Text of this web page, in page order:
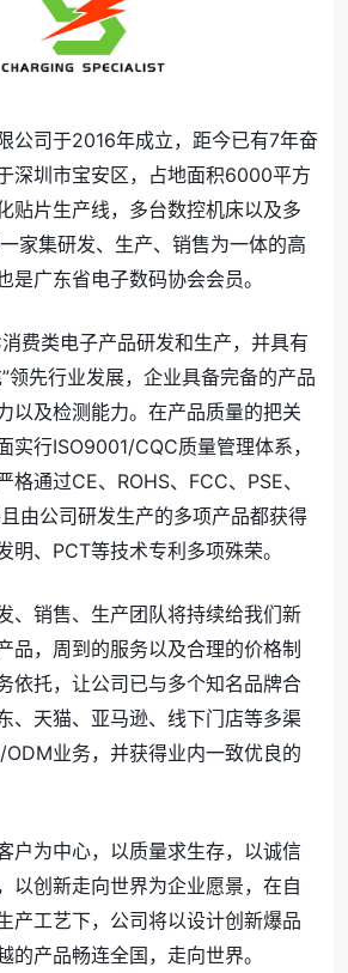
公司于2016年成立，距今已有7年奋
深圳市宝安区，占地面积6000平方
贴片生产线，多台数控机床以及多
家集研发、生产、销售为一体的高
是广东省电子数码协会会员。
费类电子产品研发和生产，并具有
领先行业发展，企业具备完备的产品
以及检测能力。在产品质量的把关
实行ISO9001/CQC质量管理体系，
格通过CE、ROHS、FCC、PSE、
由公司研发生产的多项产品都获得
明、PCT等技术专利多项殊荣。
、销售、生产团队将持续给我们新
品，周到的服务以及合理的价格制
依托，让公司已与多个知名品牌合
、天猫、亚马逊、线下门店等多渠
业务，并获得业内一致优良的
户为中心，以质量求生存，以诚信
以创新走向世界为企业愿景，在自
产工艺下，公司将以设计创新爆品
的产品畅连全国，走向世界。